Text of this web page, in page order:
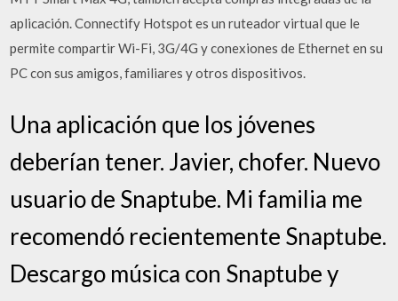
aplicación. Connectify Hotspot es un ruteador virtual que le
permite compartir Wi-Fi, 3G/4G y conexiones de Ethernet en su
PC con sus amigos, familiares y otros dispositivos.
Una aplicación que los jóvenes
deberían tener. Javier, chofer. Nuevo
usuario de Snaptube. Mi familia me
recomendó recientemente Snaptube.
Descargo música con Snaptube y